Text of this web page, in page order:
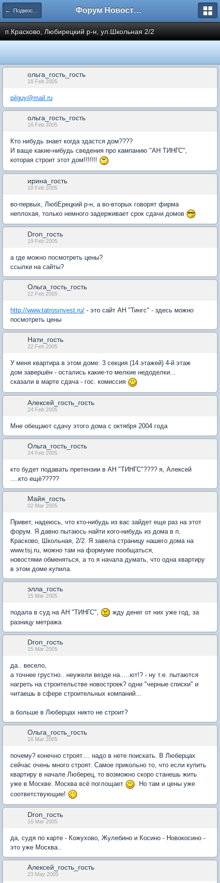
← Подмосковье Форум Новостройки
п.Красково, Любирецкий р-н, ул.Школьная 2/2
ольга_гость_гость
18 Feb 2005
pilguy@mail.ru
ольга_гость_гость
18 Feb 2005
Кто нибудь знает когда здастся дом????
И ваще какие-нибудь сведения про кампанию "АН ТИНГС",
которая строит этот дом!!!!!!!
ирина_гость
18 Feb 2005
во-первых, ЛюбЕрецкий р-н, а во-вторых говорят фирма
неплохая, только немного задерживает срок сдачи домов
Dron_гость
19 Feb 2005
а где можно посмотреть цены?
ссылки на сайты?
Ольга_гость_гость
22 Feb 2005
http://www.tatrosinvest.ru/ - это сайт АН "Тингс" - здесь можно
посмотреть цены
Нати_гость
22 Feb 2005
У меня квартира в этом доме: 3 секция (14 этажей) 4-й этаж
дом завершён - остались какие-то мелкие недоделки...
сказали в марте сдача - гос. комиссия
Алексей_гость_гость
24 Feb 2005
Мне обещают сдачу этого дома с октября 2004 года
Ольга_гость_гость
24 Feb 2005
кто будет подавать претензии в АН "ТИНГС"???? я, Алексей
....кто ещё?????
Майя_гость
02 Mar 2005
Привет, надеюсь, что кто-нибудь из вас зайдет еще раз на этот
форум. Я давно пытаюсь найти кого-нибудь из дома в п.
Красково, Школьная, 2/2. Я завела страницу нашего дома на
www.tsj.ru, можно там на формуме пообщаться,
новостями обменяться, а то я начала думать, что одна квартиру
в этом доме купила.
элла_гость
15 Mar 2005
подала в суд на АН "ТИНГС",
жду денег от них уже год, за
разницу метража
Dron_гость
15 Mar 2005
да.. весело,
а точнее грустно.. неужели везде на.....ют!? - ну т.е. пытаются
нагреть на строительстве новостроек? одни "черные списки" и
читаешь в сфере строительных компаний...
а больше в Люберцах никто не строит?
Ольга_гость_гость
16 Mar 2005
почему? конечно строят.... надо в нете поискать. В Люберцах
сейчас очень много строят. Самое прикольно то, что если купить
квартиру в начале Люберец, то возможно скоро станешь жить
уже в Москве. Москва всё поглощает
. Но там и цены уже
соответствующие!
Dron_гость
16 Mar 2005
да, судя по карте - Кожухово, Жулебино и Косино - Новокосино -
это уже Москва..
Алексей_гость_гость
23 May 2005